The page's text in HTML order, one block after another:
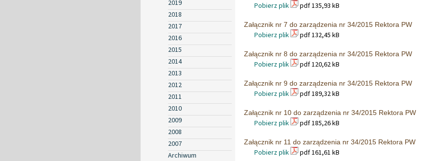
2019
2018
2017
2016
2015
2014
2013
2012
2011
2010
2009
2008
2007
Archiwum
Pobierz plik pdf 135,93 kB
Załącznik nr 7 do zarządzenia nr 34/2015 Rektora PW
Pobierz plik pdf 132,45 kB
Załącznik nr 8 do zarządzenia nr 34/2015 Rektora PW
Pobierz plik pdf 120,62 kB
Załącznik nr 9 do zarządzenia nr 34/2015 Rektora PW
Pobierz plik pdf 189,32 kB
Załącznik nr 10 do zarządzenia nr 34/2015 Rektora PW
Pobierz plik pdf 185,26 kB
Załącznik nr 11 do zarządzenia nr 34/2015 Rektora PW
Pobierz plik pdf 161,61 kB